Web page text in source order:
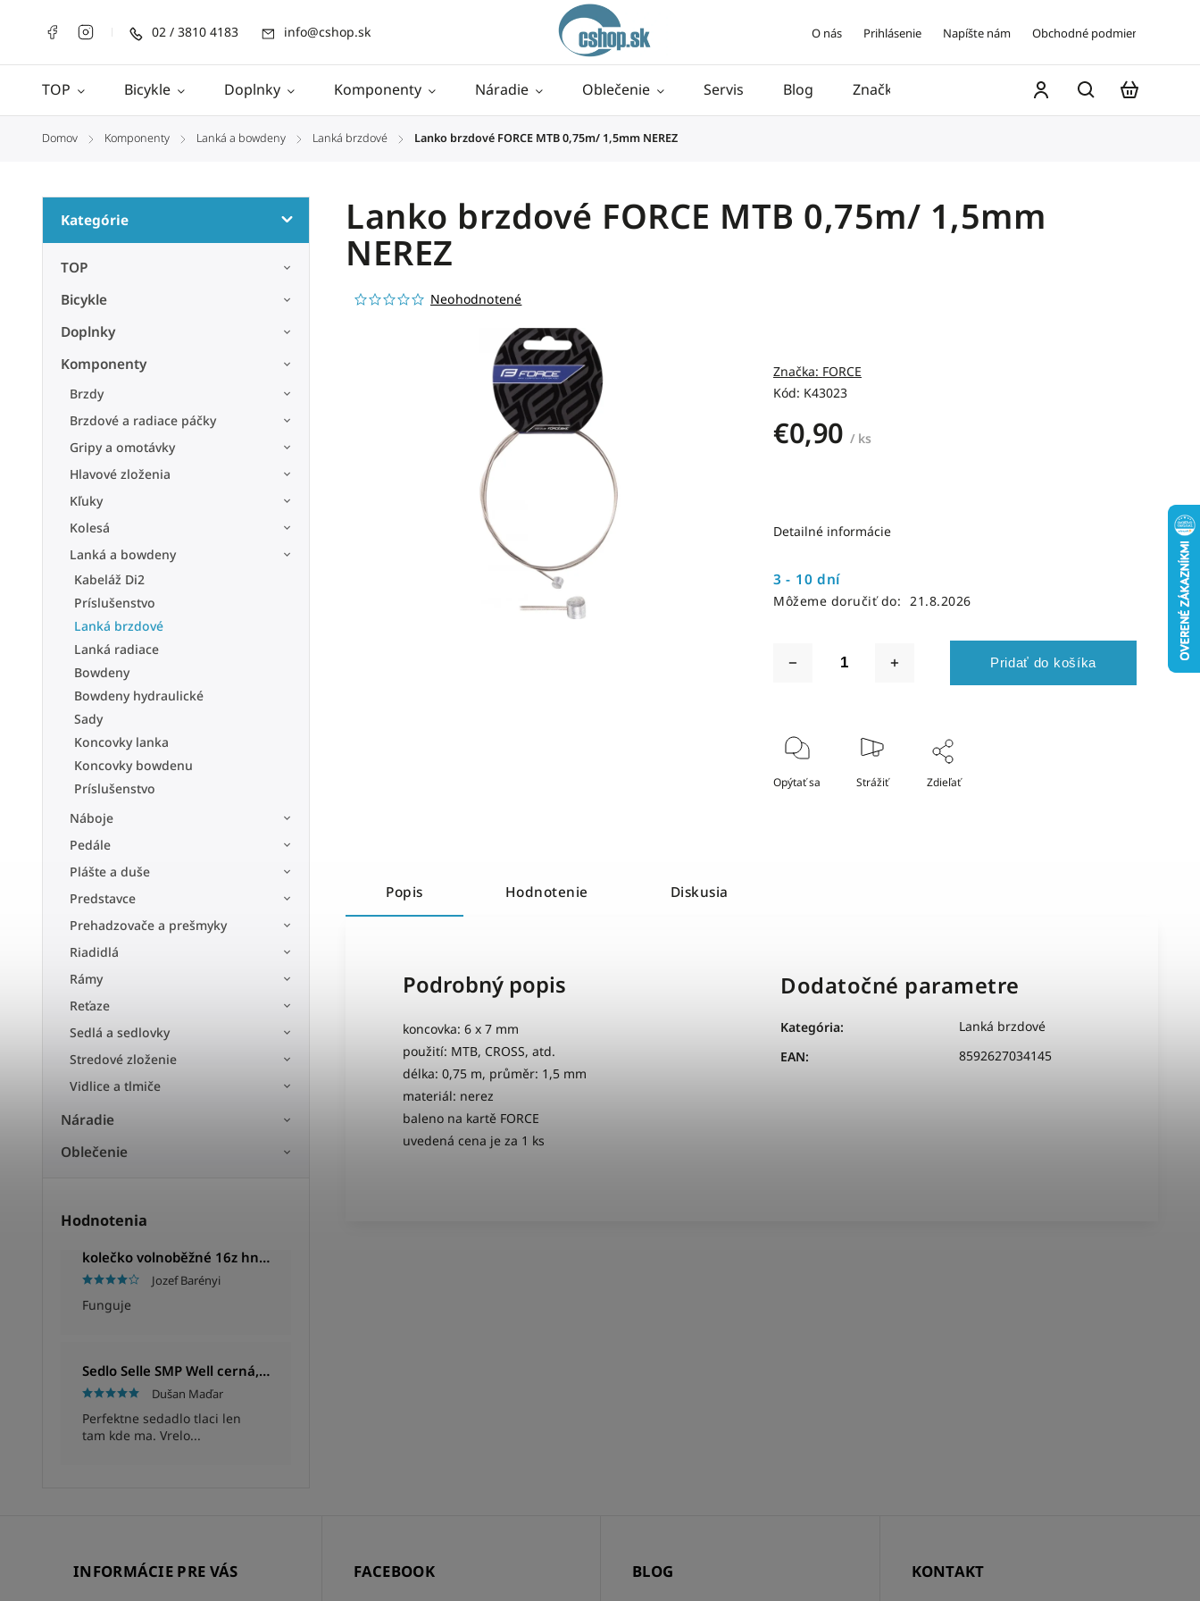
02 / 3810 4183 info@cshop.sk O nás Prihlásenie Napíšte nám Obchodné podmienky
TOP Bicykle Doplnky Komponenty Náradie Oblečenie Servis Blog Značky
Domov / Komponenty / Lanká a bowdeny / Lanká brzdové / Lanko brzdové FORCE MTB 0,75m/ 1,5mm NEREZ
Kategórie
TOP
Bicykle
Doplnky
Komponenty
Brzdy
Brzdové a radiace páčky
Gripy a omotávky
Hlavové zloženia
Kľuky
Kolesá
Lanká a bowdeny
Kabeláž Di2
Príslušenstvo
Lanká brzdové
Lanká radiace
Bowdeny
Bowdeny hydraulické
Sady
Koncovky lanka
Koncovky bowdenu
Príslušenstvo
Náboje
Pedále
Plášte a duše
Predstavce
Prehadzovače a prešmyky
Riadidlá
Rámy
Reťaze
Sedlá a sedlovky
Stredové zloženie
Vidlice a tlmiče
Náradie
Oblečenie
Hodnotenia
kolečko volnoběžné 16z hnědé
Jozef Barényi
Funguje
Sedlo Selle SMP Well cerná, Unisex, 280x144mm, 280g
Dušan Maďar
Perfektne sedadlo tlaci len
tam kde ma. Vrelo...
Lanko brzdové FORCE MTB 0,75m/ 1,5mm
NEREZ
Neohodnotené
Kód: K43023
Značka: FORCE
€0,90 / ks
3 - 10 dní
Môžeme doručiť do: 21.8.2026
Pridať do košíka
Detailné informácie
Opýtať sa Strážiť Zdieľať
Popis Hodnotenie Diskusia
Podrobný popis
koncovka: 6 x 7 mm
použití: MTB, CROSS, atd.
délka: 0,75 m, průměr: 1,5 mm
materiál: nerez
baleno na kartě FORCE
uvedená cena je za 1 ks
Dodatočné parametre
Kategória:
Lanká brzdové
EAN: 8592627034145
INFORMÁCIE PRE VÁS FACEBOOK BLOG KONTAKT